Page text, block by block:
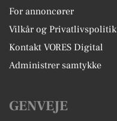
For annoncører
Vilkår og Privatlivspolitik
Kontakt VORES Digital
Administrer samtykke
GENVEJE